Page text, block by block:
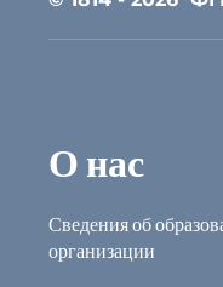
О нас
Сведения об
организации